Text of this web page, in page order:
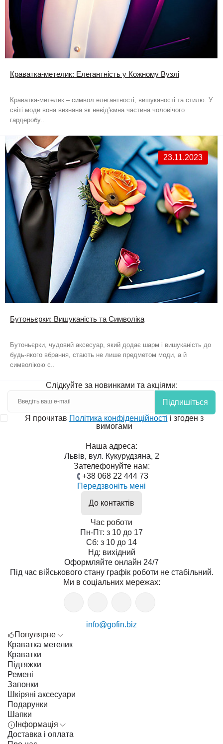
Краватка-метелик: Елегантність у Кожному Вузлі
Краватка-метелик – символ елегантності, вишуканості та стилю. У
світі моди вона визнана як невід'ємна частина чоловічого
гардеробу..
23.11.2023
Бутоньєрки: Вишуканість та Символіка
Бутоньєрки, чудовий аксесуар, який додає шарм і вишуканість до
будь-якого вбрання, стають не лише предметом моди, а й
символікою с..
Слідкуйте за новинками та акціями:
Підпишіться
Я прочитав Політика конфіденційності і згоден з
вимогами
Наша адреса:
Львів, вул. Кукурудзяна, 2
Зателефонуйте нам:
+38 068 22 444 73
Передзвоніть мені
До контактів
Час роботи
Пн-Пт: з 10 до 17
Сб: з 10 до 14
Нд: вихідний
Оформляйте онлайн 24/7
Під час військового стану графік роботи не стабільний.
Ми в соціальних мережах:
info@gofin.biz
Популярне
Краватка метелик
Краватки
Підтяжки
Ремені
Запонки
Шкіряні аксесуари
Подарунки
Шапки
Інформація
Доставка і оплата